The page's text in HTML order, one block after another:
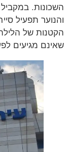
במקביל
תפעיל סיירת
של הלילה
מגיעים